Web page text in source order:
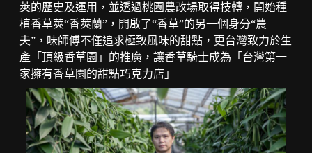
莢的歷史及運用，並透過桃園農改場取得技轉，開始種
植香草莢“香莢蘭”，開啟了“香草”的另一個身分“農
夫”，味師傅不僅追求極致風味的甜點，更台灣致力於生
產「頂級香草園」的推廣，讓香草騎士成為「台灣第一
家擁有香草園的甜點巧克力店」